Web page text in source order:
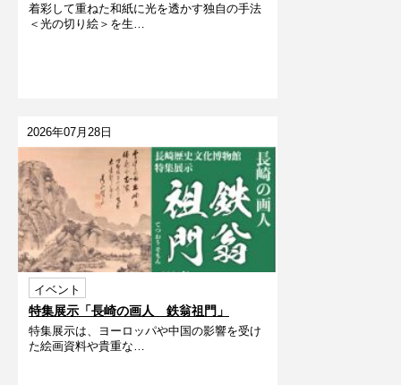
うだよ～
着彩して重ねた和紙に光を透かす独自の手法
＜光の切り絵＞を生…
2026年07月28日
イベント
特集展示「長崎の画人 鉄翁祖門」
特集展示は、ヨーロッパや中国の影響を受け
た絵画資料や貴重な…